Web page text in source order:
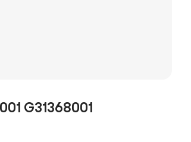
G31368001